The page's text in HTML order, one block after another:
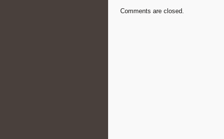
Comments are closed.